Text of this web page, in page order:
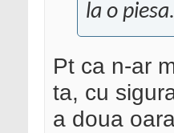
la o piesa.
Pt ca n-ar
ta, cu
a doua